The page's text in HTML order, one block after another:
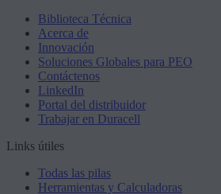
Biblioteca Técnica
Acerca de
Innovación
Soluciones Globales para PEO
Contáctenos
LinkedIn
Portal del distribuidor
Trabajar en Duracell
Links útiles
Todas las pilas
Herramientas y Calculadoras